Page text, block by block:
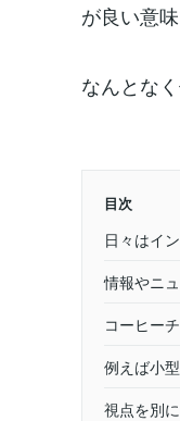
が良い意
なんとな
目次
日々はイ
情報やニ
コーヒー
例えば小
視点を別